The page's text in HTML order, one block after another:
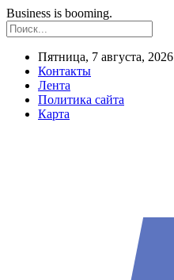
Business is booming.
Пятница, 7 августа, 2026
Контакты
Лента
Политика сайта
Карта